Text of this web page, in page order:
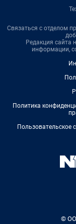
Связаться с отделом
Редакция сайта
информации,
Политика
Пользовательское
©